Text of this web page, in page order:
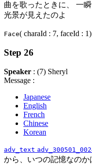
曲を歌ったときに、 一
光景が見えたのよ
Face( charaId : 7, faceId : 1)
Step 26
Speaker : (7) Sheryl
Message :
Japanese
English
French
Chinese
Korean
adv_text
から、いつの記憶なの